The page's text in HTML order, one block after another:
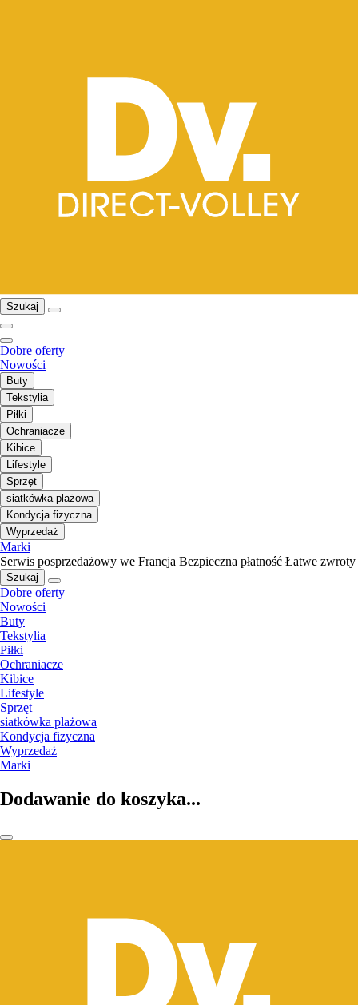
Szukaj
Dobre oferty
Nowości
Buty
Tekstylia
Piłki
Ochraniacze
Kibice
Lifestyle
Sprzęt
siatkówka plażowa
Kondycja fizyczna
Wyprzedaż
Marki
Serwis posprzedażowy we Francja Bezpieczna płatność Łatwe zwroty
Szukaj
Dobre oferty
Nowości
Buty
Tekstylia
Piłki
Ochraniacze
Kibice
Lifestyle
Sprzęt
siatkówka plażowa
Kondycja fizyczna
Wyprzedaż
Marki
Dodawanie do koszyka...